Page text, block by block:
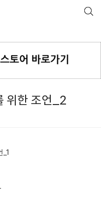
위한 조언_2